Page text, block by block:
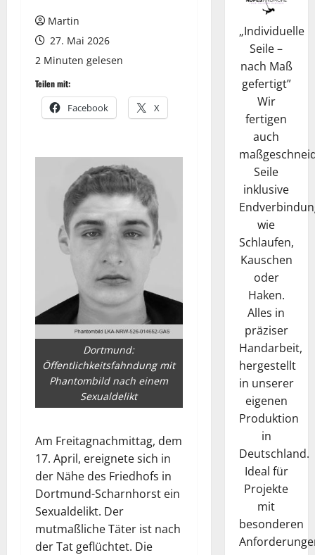
Martin
27. Mai 2026
2 Minuten gelesen
Teilen mit:
Facebook X
Dortmund:
Öffentlichkeitsfahndung mit
Phantombild nach einem
Sexualdelikt
Am Freitagnachmittag, dem
17. April, ereignete sich in
der Nähe des Friedhofs in
Dortmund-Scharnhorst ein
Sexualdelikt. Der
mutmaßliche Täter ist nach
der Tat geflüchtet. Die
„Individuelle
Seile –
nach Maß
gefertigt”
Wir
fertigen
auch
Seile
inklusive
wie
Schlaufen,
Kauschen
oder
Haken.
Alles in
präziser
Handarbeit,
hergestellt
in unserer
eigenen
Produktion
in
Deutschland.
Ideal für
Projekte
mit
besonderen